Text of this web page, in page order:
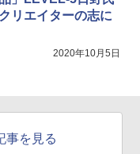
リエイターの志に
2020年10月5日
事を見る